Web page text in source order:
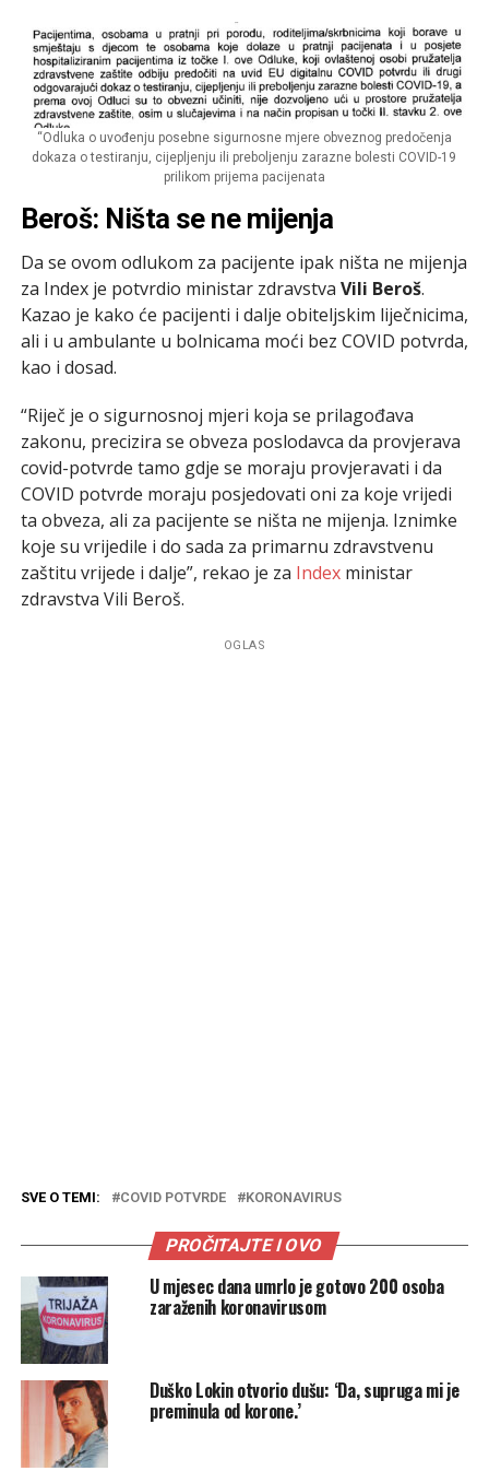
“Odluka o uvođenju posebne sigurnosne mjere obveznog predočenja
dokaza o testiranju, cijepljenju ili preboljenju zarazne bolesti COVID-19
prilikom prijema pacijenata
Beroš: Ništa se ne mijenja
Da se ovom odlukom za pacijente ipak ništa ne mijenja
za Index je potvrdio ministar zdravstva Vili Beroš.
Kazao je kako će pacijenti i dalje obiteljskim liječnicima,
ali i u ambulante u bolnicama moći bez COVID potvrda,
kao i dosad.
“Riječ je o sigurnosnoj mjeri koja se prilagođava
zakonu, precizira se obveza poslodavca da provjerava
covid-potvrde tamo gdje se moraju provjeravati i da
COVID potvrde moraju posjedovati oni za koje vrijedi
ta obveza, ali za pacijente se ništa ne mijenja. Iznimke
koje su vrijedile i do sada za primarnu zdravstvenu
zaštitu vrijede i dalje”, rekao je za Indexministar
zdravstva Vili Beroš.
OGLAS
SVE O TEMI: COVID POTVRDE KORONAVIRUS
PROČITAJTE I OVO
U mjesec dana umrlo je gotovo 200 osoba
zaraženih koronavirusom
Duško Lokin otvorio dušu: ‘Da, supruga mi je
preminula od korone.’